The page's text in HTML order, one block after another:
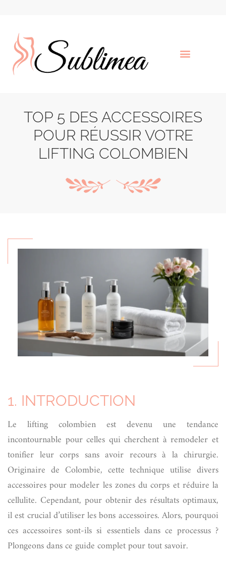
TOP 5 DES ACCESSOIRES
POUR RÉUSSIR VOTRE
LIFTING COLOMBIEN
1. INTRODUCTION
Le lifting colombien est devenu une tendance
incontournable pour celles qui cherchent à remodeler et
tonifier leur corps sans avoir recours à la chirurgie.
Originaire de Colombie, cette technique utilise divers
accessoires pour modeler les zones du corps et réduire la
cellulite. Cependant, pour obtenir des résultats optimaux,
il est crucial d’utiliser les bons accessoires. Alors, pourquoi
ces accessoires sont-ils si essentiels dans ce processus ?
Plongeons dans ce guide complet pour tout savoir.